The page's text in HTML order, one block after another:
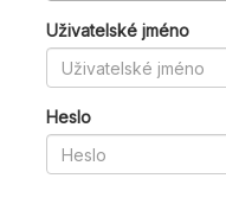
Uživatelské jméno
Heslo